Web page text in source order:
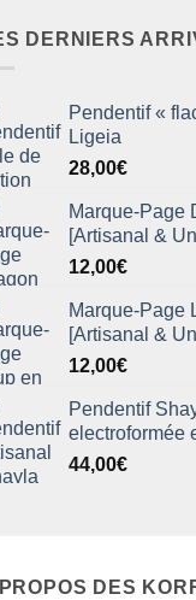
DERNIERS
Pendentif «
Ligeia
28,00€
Marque-Page
[Artisanal &
12,00€
Marque-Page
[Artisanal &
12,00€
Pendentif
electroformée
44,00€
DES